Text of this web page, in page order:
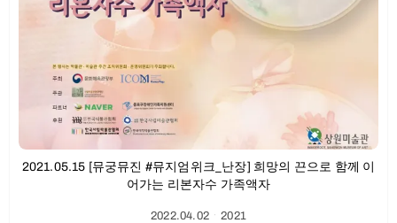
2021.05.15 [뮤궁뮤진 #뮤지엄위크_난장] 희망의 끈으로 함께 이
어가는 리본자수 가족액자
2022.04.02ㆍ2021